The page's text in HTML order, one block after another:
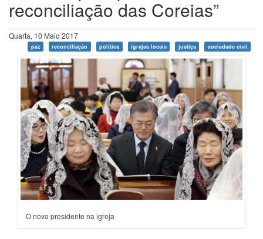
reconciliação das Coreias”
Quarta, 10 Maio 2017
paz reconciliação política igrejas locais justiça sociedade civil
O novo presidente na igreja